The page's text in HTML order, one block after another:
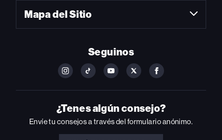
Mapa del Sitio
Seguinos
FOLLOW
ON
INSTAGRAM
FOLLOW
ON
YOUTUBE
FOLLOW
ON
YOUTUBE
FOLLOW
ON
FOLLOW
ON
FACEBOOK
¿Tenes algún consejo?
Envíe tu consejos a través del formulario anónimo.